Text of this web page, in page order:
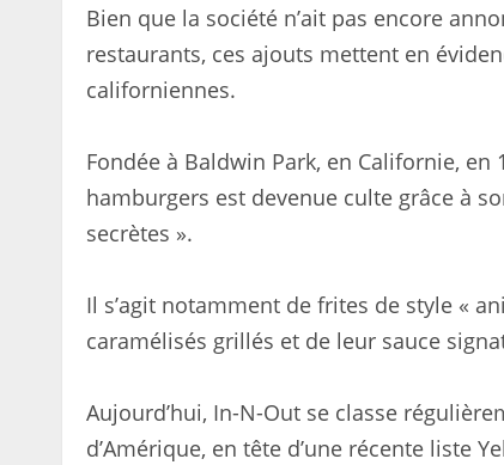
Bien que la société n’ait pas encore
restaurants, ces ajouts mettent en
californiennes.
Fondée à Baldwin Park, en Californie,
hamburgers est devenue culte grâce à
secrètes ».
Il s’agit notamment de frites de style «
caramélisés grillés et de leur sauce
Aujourd’hui, In-N-Out se classe
d’Amérique, en tête d’une récente liste